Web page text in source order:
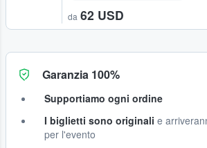
da 62 USD
Garanzia 100%
Supportiamo ogni ordine
I biglietti sono originali e
per l'evento